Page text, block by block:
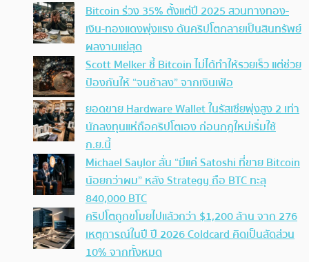
Bitcoin ร่วง 35% ตั้งแต่ปี 2025 สวนทางทอง-
เงิน-ทองแดงพุ่งแรง ดันคริปโตกลายเป็นสินทรัพย์
ผลงานแย่สุด
Scott Melker ชี้ Bitcoin ไม่ได้ทำให้รวยเร็ว แต่ช่วย
ป้องกันให้ “จนช้าลง” จากเงินเฟ้อ
ยอดขาย Hardware Wallet ในรัสเซียพุ่งสูง 2 เท่า
นักลงทุนแห่ถือคริปโตเอง ก่อนกฎใหม่เริ่มใช้
ก.ย.นี้
Michael Saylor ลั่น “มีแค่ Satoshi ที่ขาย Bitcoin
น้อยกว่าผม” หลัง Strategy ถือ BTC ทะลุ
840,000 BTC
คริปโตถูกขโมยไปแล้วกว่า $1,200 ล้าน จาก 276
เหตุการณ์ในปี ปี 2026 Coldcard คิดเป็นสัดส่วน
10% จากทั้งหมด